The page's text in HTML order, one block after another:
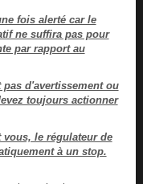
fois alerté car le
ne suffira pas pour
par rapport au
d'avertissement ou
toujours actionner
le régulateur de
à un stop.